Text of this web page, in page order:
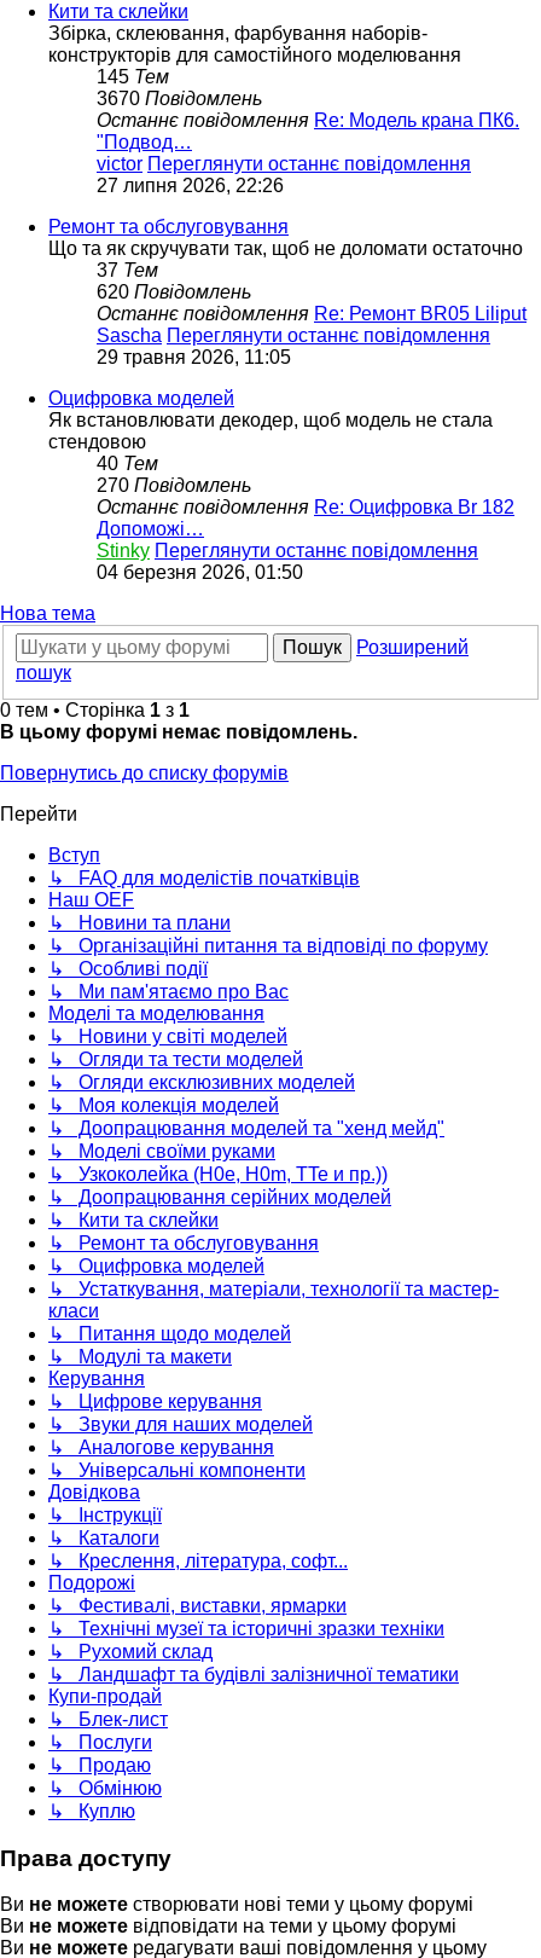
Кити та склейки
Збірка, склеювання, фарбування наборів-
конструкторів для самостійного моделювання
145 Тем
3670 Повідомлень
Останнє повідомлення Re: Модель крана ПК6.
"Подвод…
victor Переглянути останнє повідомлення
27 липня 2026, 22:26
Ремонт та обслуговування
Що та як скручувати так, щоб не доломати остаточно
37 Тем
620 Повідомлень
Останнє повідомлення Re: Ремонт BR05 Liliput
Sascha Переглянути останнє повідомлення
29 травня 2026, 11:05
Оцифровка моделей
Як встановлювати декодер, щоб модель не стала
стендовою
40 Тем
270 Повідомлень
Останнє повідомлення Re: Оцифровка Br 182
Допоможі…
Stinky Переглянути останнє повідомлення
04 березня 2026, 01:50
Нова тема
Пошук
Розширений
пошук
0 тем • Сторінка 1 з 1
В цьому форумі немає повідомлень.
Повернутись до списку форумів
Перейти
Вступ
↳ FAQ для моделістів початківців
Наш OEF
↳ Новини та плани
↳ Організаційні питання та відповіді по форуму
↳ Особливі події
↳ Ми пам'ятаємо про Вас
Моделі та моделювання
↳ Новини у світі моделей
↳ Огляди та тести моделей
↳ Огляди ексклюзивних моделей
↳ Моя колекція моделей
↳ Доопрацювання моделей та "хенд мейд"
↳ Моделі своїми руками
↳ Узкоколейка (H0e, H0m, TTe и пр.))
↳ Доопрацювання серійних моделей
↳ Кити та склейки
↳ Ремонт та обслуговування
↳ Оцифровка моделей
↳ Устаткування, матеріали, технології та мастер-
класи
↳ Питання щодо моделей
↳ Модулі та макети
Керування
↳ Цифрове керування
↳ Звуки для наших моделей
↳ Аналогове керування
↳ Універсальні компоненти
Довідкова
↳ Інструкції
↳ Каталоги
↳ Креслення, література, софт...
Подорожі
↳ Фестивалі, виставки, ярмарки
↳ Технічні музеї та історичні зразки техніки
↳ Рухомий склад
↳ Ландшафт та будівлі залізничної тематики
Купи-продай
↳ Блек-лист
↳ Послуги
↳ Продаю
↳ Обмінюю
↳ Куплю
Права доступу
Ви не можете створювати нові теми у цьому форумі
Ви не можете відповідати на теми у цьому форумі
Ви не можете редагувати ваші повідомлення у цьому